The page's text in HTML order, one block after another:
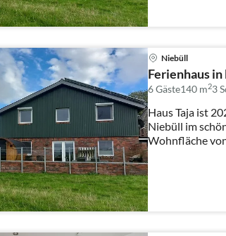
Niebüll
Ferienhaus
6 Gäste140 m23
Haus Taja ist
Niebüll im
Wohnfläche